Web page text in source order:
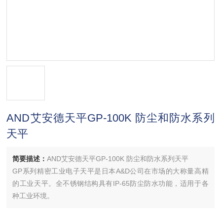
AND艾安德天平GP-100K 防尘和防水系列
天平
简要描述：AND艾安德天平GP-100K 防尘和防水系列天平
GP系列精密工业电子天平是日本A&D公司在市场的大称量高精
的工业天平。全不锈钢结构具有IP-65防尘防水功能，适用于各
种工业环境。